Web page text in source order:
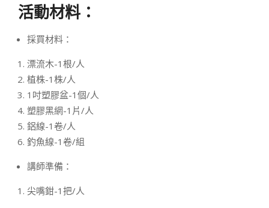
活動材料：
採買材料：
漂流木-1根/人
植株-1株/人
1吋塑膠盆-1個/人
塑膠黑網-1片/人
鋁線-1卷/人
釣魚線-1卷/組
講師準備：
尖嘴鉗-1把/人